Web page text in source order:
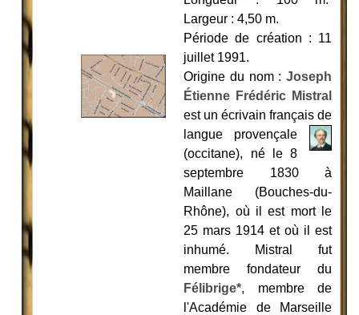
Largeur : 4,50 m.
Période de création : 11
juillet 1991.
Origine du nom :Joseph
Étienne Frédéric Mistral
est un écrivain français de
langue provençale
(occitane), né le 8
septembre 1830 à
Maillane (Bouches-du-
Rhône), où il est mort le
25 mars 1914 et où il est
inhumé. Mistral fut
membre fondateur du
Félibrige*, membre de
l'Académie de Marseille